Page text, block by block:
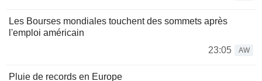
Les Bourses mondiales touchent des sommets après
l'emploi américain
23:05
AW
Pluie de records en Europe